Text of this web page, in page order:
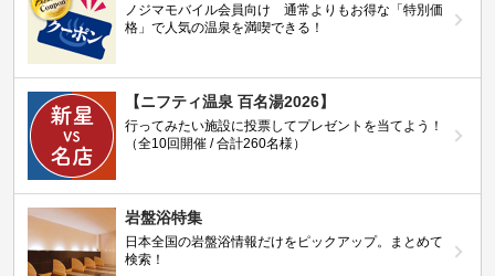
ノジマモバイル会員向け 通常よりもお得な「特別価
格」で人気の温泉を満喫できる！
【ニフティ温泉 百名湯2026】
行ってみたい施設に投票してプレゼントを当てよう！
（全10回開催 / 合計260名様）
岩盤浴特集
日本全国の岩盤浴情報だけをピックアップ。まとめて
検索！